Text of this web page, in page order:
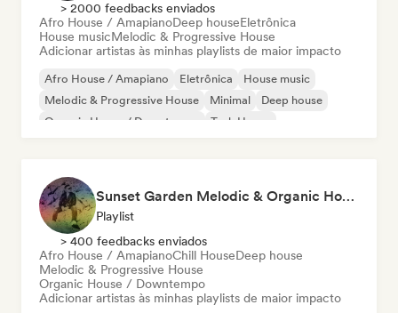
> 2000 feedbacks enviados
Afro House / AmapianoDeep houseEletrônica
House musicMelodic & Progressive House
Adicionar artistas às minhas playlists de maior impacto
Afro House / Amapiano Eletrônica
House music
Melodic & Progressive House
Minimal
Deep house
Organic House / Downtempo
Tech House
Sunset Garden Melodic & Organic House
Playlist
> 400 feedbacks enviados
Afro House / AmapianoChill HouseDeep house
Melodic & Progressive House
Organic House / Downtempo
Adicionar artistas às minhas playlists de maior impacto